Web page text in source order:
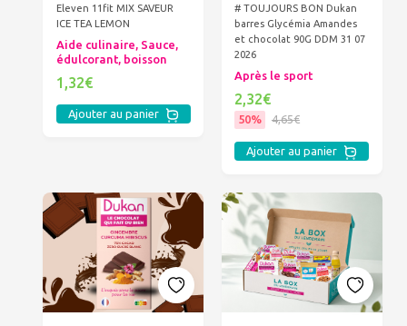
Eleven 11fit MIX SAVEUR
ICE TEA LEMON
Aide culinaire, Sauce,
édulcorant, boisson
1,32€
Ajouter au panier
# TOUJOURS BON Dukan
barres Glycémia Amandes
et chocolat 90G DDM 31 07
2026
Après le sport
2,32€
50% 4,65€
Ajouter au panier